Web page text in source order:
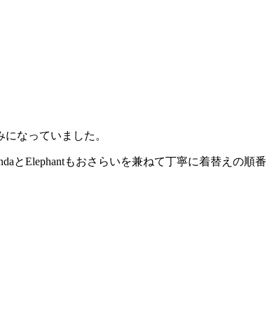
なっていました。
とElephantもおさらいを兼ねて丁寧に着替えの順番